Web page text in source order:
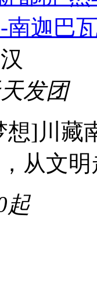
迦巴
发团
]川藏
从文
起